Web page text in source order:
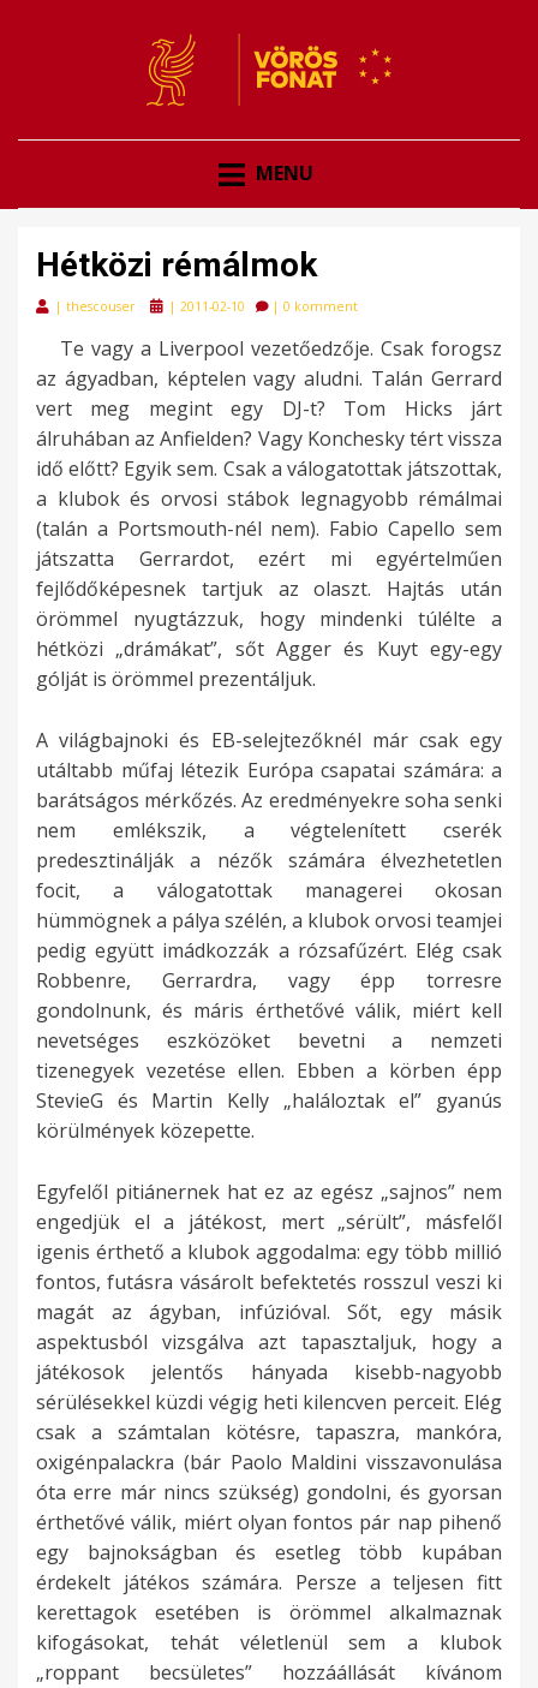
VÖRÖS FONAT
MENU
Hétközi rémálmok
| thescouser
Posted
| 2011-02-10 | 0 komment
Te vagy a Liverpool vezetőedzője. Csak forogsz
az ágyadban, képtelen vagy aludni. Talán Gerrard
vert meg megint egy DJ-t? Tom Hicks járt
álruhában az Anfielden? Vagy Konchesky tért vissza
idő előtt? Egyik sem. Csak a válogatottak játszottak,
a klubok és orvosi stábok legnagyobb rémálmai
(talán a Portsmouth-nél nem). Fabio Capello sem
játszatta Gerrardot, ezért mi egyértelműen
fejlődőképesnek tartjuk az olaszt. Hajtás után
örömmel nyugtázzuk, hogy mindenki túlélte a
hétközi „drámákat”, sőt Agger és Kuyt egy-egy
gólját is örömmel prezentáljuk.
A világbajnoki és EB-selejtezőknél már csak egy
utáltabb műfaj létezik Európa csapatai számára: a
barátságos mérkőzés. Az eredményekre soha senki
nem emlékszik, a végtelenített cserék
predesztinálják a nézők számára élvezhetetlen
focit, a válogatottak managerei okosan
hümmögnek a pálya szélén, a klubok orvosi teamjei
pedig együtt imádkozzák a rózsafűzért. Elég csak
Robbenre, Gerrardra, vagy épp torresre
gondolnunk, és máris érthetővé válik, miért kell
nevetséges eszközöket bevetni a nemzeti
tizenegyek vezetése ellen. Ebben a körben épp
StevieG és Martin Kelly „haláloztak el” gyanús
körülmények közepette.
Egyfelől pitiánernek hat ez az egész „sajnos” nem
engedjük el a játékost, mert „sérült”, másfelől
igenis érthető a klubok aggodalma: egy több millió
fontos, futásra vásárolt befektetés rosszul veszi ki
magát az ágyban, infúzióval. Sőt, egy másik
aspektusból vizsgálva azt tapasztaljuk, hogy a
játékosok jelentős hányada kisebb-nagyobb
sérülésekkel küzdi végig heti kilencven perceit. Elég
csak a számtalan kötésre, tapaszra, mankóra,
oxigénpalackra (bár Paolo Maldini visszavonulása
óta erre már nincs szükség) gondolni, és gyorsan
érthetővé válik, miért olyan fontos pár nap pihenő
egy bajnokságban és esetleg több kupában
érdekelt játékos számára. Persze a teljesen fitt
kerettagok esetében is örömmel alkalmaznak
kifogásokat, tehát véletlenül sem a klubok
„roppant becsületes” hozzáállását kívánom